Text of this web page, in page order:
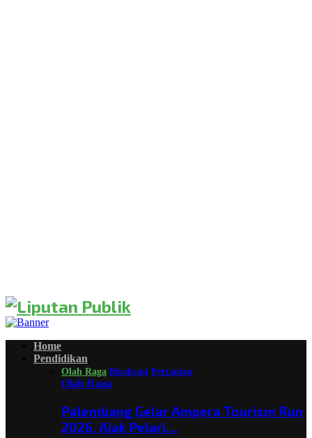
Home
Pendidikan
Olah Raga Birokrasi Pertanian
Olah Raga
Palembang Gelar Ampera Tourism Run
2026, Ajak Pelari…